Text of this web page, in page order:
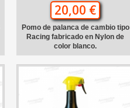
20,00 €
Pomo de palanca de cambio tipo
Racing fabricado en Nylon de
color blanco.